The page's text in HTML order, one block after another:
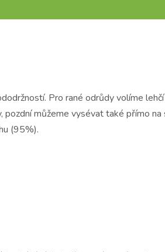
Pro rané odrůdy volíme
můžeme vysévat také přímo
(95%).